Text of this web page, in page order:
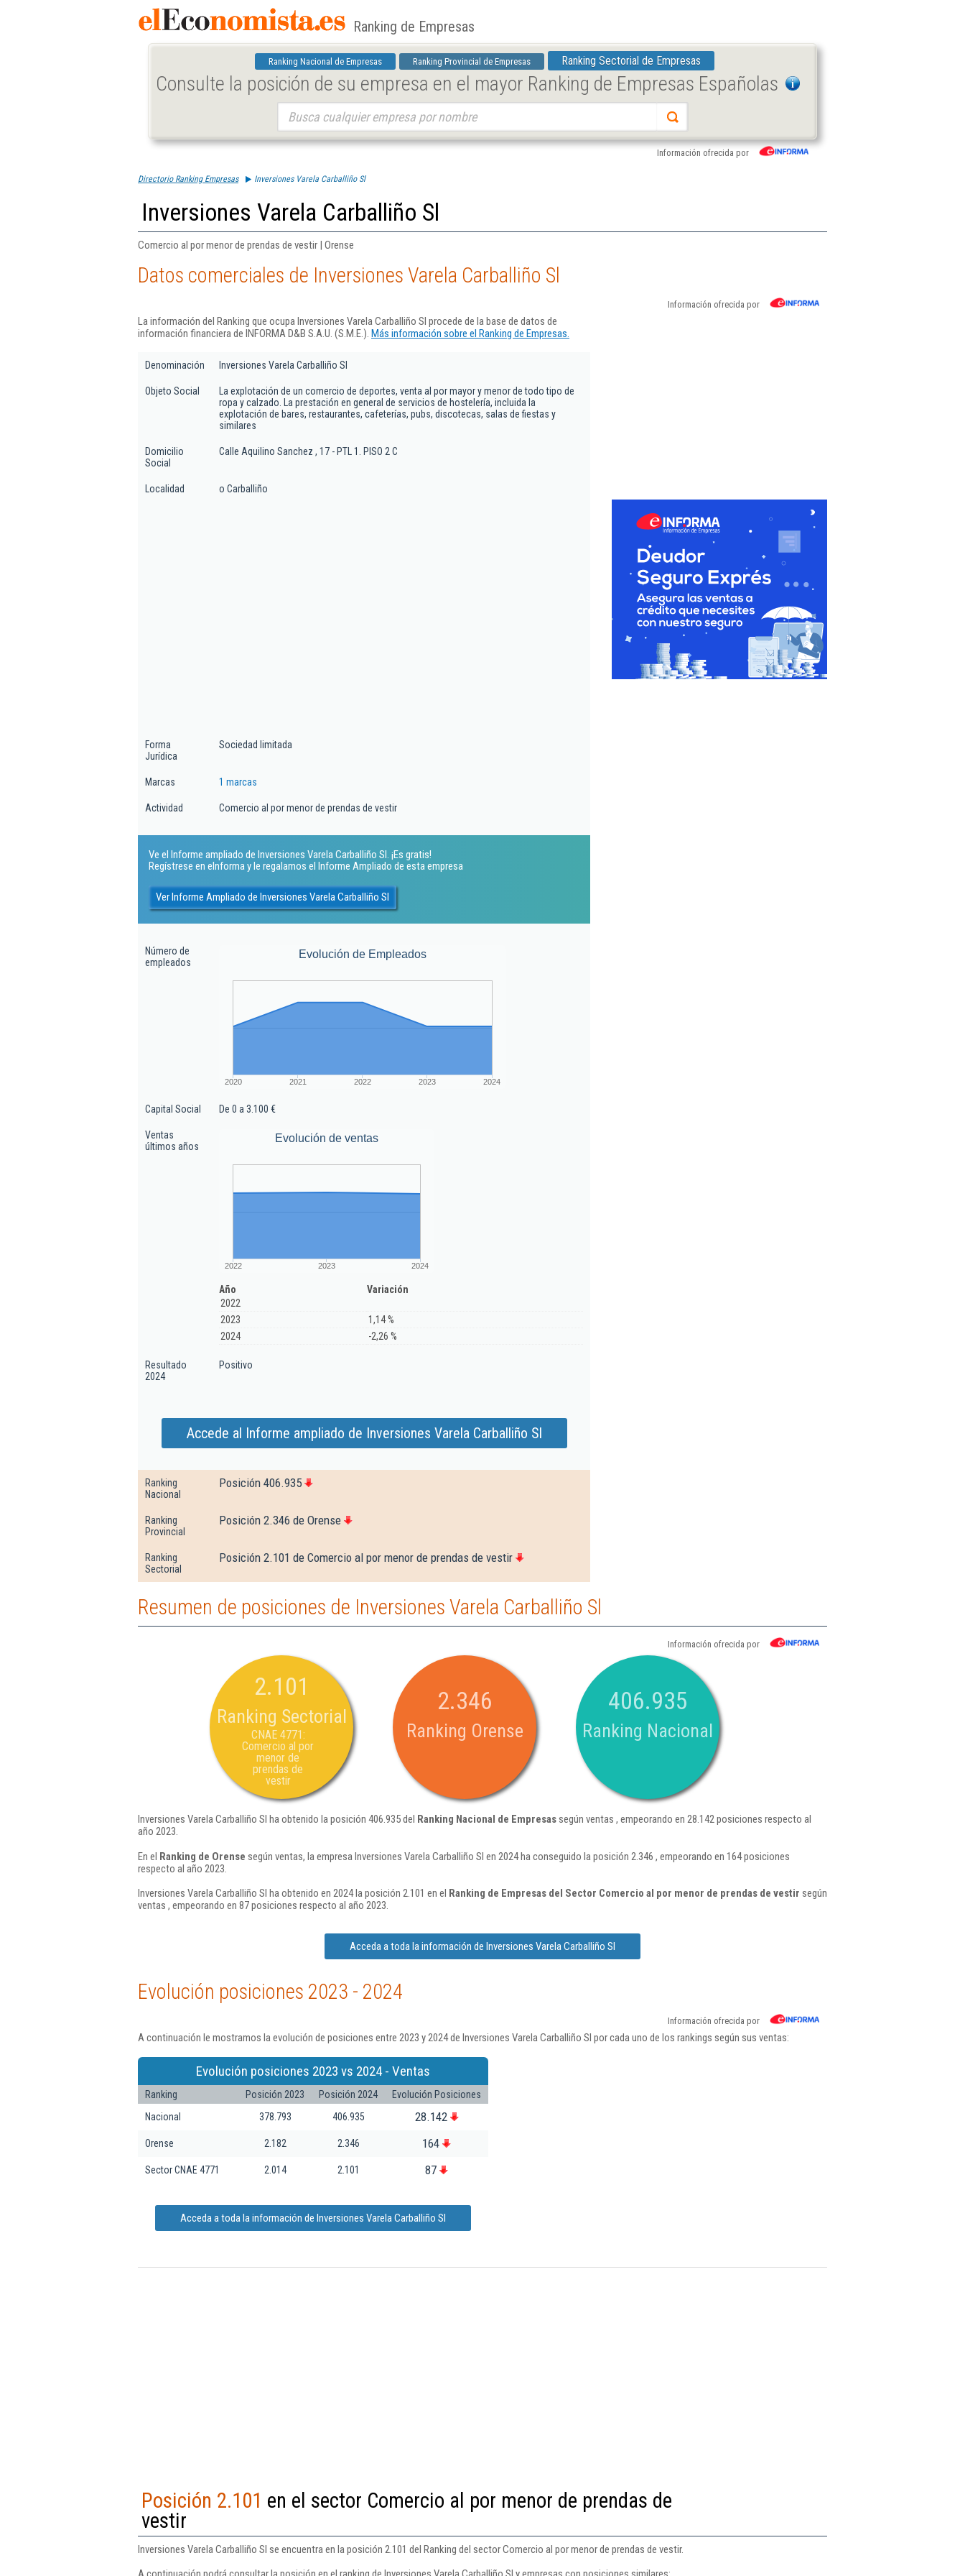
Ranking de Empresas
Ranking Nacional de Empresas Ranking Provincial de Empresas Ranking Sectorial de Empresas
Consulte la posición de su empresa en el mayor Ranking de Empresas Españolas
Información ofrecida por
Directorio Ranking Empresas Inversiones Varela Carballiño Sl
Inversiones Varela Carballiño Sl
Comercio al por menor de prendas de vestir | Orense
Datos comerciales de Inversiones Varela Carballiño Sl
Información ofrecida por
La información del Ranking que ocupa Inversiones Varela Carballiño Sl procede de la base de datos de
información financiera de INFORMA D&B S.A.U. (S.M.E.). Más información sobre el Ranking de Empresas.
Denominación Inversiones Varela Carballiño Sl
Objeto Social
La explotación de un comercio de deportes, venta al por mayor y menor de todo tipo de
ropa y calzado. La prestación en general de servicios de hostelería, incluida la
explotación de bares, restaurantes, cafeterías, pubs, discotecas, salas de fiestas y
similares
Domicilio
Social
Calle Aquilino Sanchez , 17 - PTL 1. PISO 2 C
Localidad o Carballiño
Forma
Jurídica
Sociedad limitada
Marcas 1 marcas
Actividad Comercio al por menor de prendas de vestir
Ve el Informe ampliado de Inversiones Varela Carballiño Sl. ¡Es gratis!
Regístrese en eInforma y le regalamos el Informe Ampliado de esta empresa
Ver Informe Ampliado de Inversiones Varela Carballiño Sl
Número de
empleados
Evolución de Empleados
2020 2021 2022 2023 2024
Capital Social De 0 a 3.100 €
Ventas
últimos años
Evolución de ventas
2022 2023 2024
Año
Variación
2022
2023
1,14 %
2024
-2,26 %
Resultado
2024
Positivo
Accede al Informe ampliado de Inversiones Varela Carballiño Sl
Ranking
Nacional
Posición 406.935
Ranking
Provincial
Posición 2.346 de Orense
Ranking
Sectorial
Posición 2.101 de Comercio al por menor de prendas de vestir
Resumen de posiciones de Inversiones Varela Carballiño Sl
Información ofrecida por
2.101
Ranking Sectorial
CNAE 4771:
Comercio al por
menor de
prendas de
vestir
2.346
Ranking Orense
406.935
Ranking Nacional
Inversiones Varela Carballiño Sl ha obtenido la posición 406.935 del Ranking Nacional de Empresassegún ventas , empeorando en 28.142 posiciones respecto al
año 2023.
En el Ranking de Orense según ventas, la empresa Inversiones Varela Carballiño Sl en 2024 ha conseguido la posición 2.346 , empeorando en 164 posiciones
respecto al año 2023.
Inversiones Varela Carballiño Sl ha obtenido en 2024 la posición 2.101 en el Ranking de Empresas del Sector Comercio al por menor de prendas de vestir según
ventas , empeorando en 87 posiciones respecto al año 2023.
Acceda a toda la información de Inversiones Varela Carballiño Sl
Evolución posiciones 2023 - 2024
Información ofrecida por
A continuación le mostramos la evolución de posiciones entre 2023 y 2024 de Inversiones Varela Carballiño Sl por cada uno de los rankings según sus ventas:
Evolución posiciones 2023 vs 2024 - Ventas
Ranking Posición 2023 Posición 2024
Evolución Posiciones
Nacional
378.793 406.935 28.142
Orense 2.182 2.346 164
Sector CNAE 4771 2.014 2.101 87
Acceda a toda la información de Inversiones Varela Carballiño Sl
Posición 2.101 en el sector Comercio al por menor de prendas de
vestir
Inversiones Varela Carballiño Sl se encuentra en la posición 2.101 del Ranking del sector Comercio al por menor de prendas de vestir.